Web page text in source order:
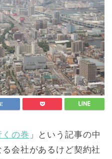
の巻 」という記事の中
会社があるけど契約社